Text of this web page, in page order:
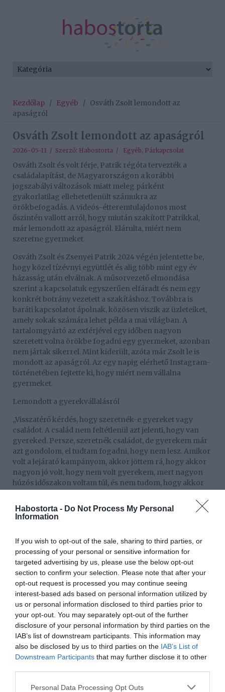
Habostorta - Do Not Process My Personal
Information
If you wish to opt-out of the sale, sharing to third parties, or
processing of your personal or sensitive information for
targeted advertising by us, please use the below opt-out
section to confirm your selection. Please note that after your
opt-out request is processed you may continue seeing
interest-based ads based on personal information utilized by
us or personal information disclosed to third parties prior to
your opt-out. You may separately opt-out of the further
disclosure of your personal information by third parties on the
IAB’s list of downstream participants. This information may
also be disclosed by us to third parties on the IAB’s List of
Downstream Participants that may further disclose it to other
Please note that this website/app uses one or more Google
Personal Data Processing Opt Outs
Kezdőlap / Egyéb / Osváth Zsolt lemondott az
apaságról
Osváth Zsolt lemondott az apaságról
2026-05-11 / Szerző: Habostorta / Egyéb, Párkapcsolat
Osváth Zsolt és volt férje, Patrik régóta tervezték a
családalapítást, de Magyarországon a korábbi
jogszabályi változások miatt meleg párként
gyakorlatilag ellehetetlenült számukra az
örökbefogadás. A videós-étteremtulajdonos most
őszintén vallott arról, hogy miután szakított Patrikkal,
már lemondott az apaságról. Elárulta, miért nem
szeretne gyermeket.
Osváth Zsolt és Zsenyei Patrik 2024 végén jelentette be,
hogy közel tízévnyi együttlét és alig több mint egy év
házasság után elválnak. A műsorvezető elmondása
szerint a kapcsolatuk egyszerűen elfáradt és nem egy
konkrét botrány vezetett a szakításhoz. Továbbra is
baráti kapcsolatot ápolnak, közösen viszik az üzleteiket,
amely sokak számára lehet példa a mai világban. A
tartalomgyártó az exférjével egy időben nagyon
szeretett volna örökbe fogadni egy gyermeket, azonban
nem jártak sikerrel. Mint kiderült, azóta már Zsolt le is
mondott az apaságról. Az egy napig elérhető Instagram-
történetében fejtette ki, hogy miért nem vállalna
gyermeket.
Lemondott a gyerekvállalásról
„Visszatérő kérdés, hogy szeretnék-e gyereket vagy
családot. A család nem feltétlenül azt jelenti, hogy van
gyereked. Persze, szeretnék családot, de gyerekem már
azt gondolom, el tudtam fogadni, hogy nem lesz. Amikor
volt a lejárató kampányom, akkor jöttem rá, hogy akkor
nagyon jó volt, hogy nem volt gyerekem, mert nagyon
húzós időszakon voltam túl, és nem tudom, hogy akkor
nem ez alapján kell ítélni, de valamiért én már
elfogadtam ezt az élethelyzetet. Van két csodálatos
leszek a jó fej nagybácsi, nekem ez bőven elég” –
indokolta meg a döntését az influenszer, de nem zárta ki,
hogy a jövőben még változhat a meglátása ebben az
ügyben.
„Változhat, hiszen Patrikkal nagyon sokáig volt ez
napirenden, nagyon szerettünk volna örökbe fogadni,
most úgy érzem, hogy nem, pár év múlva meg lehet,
hogy úgy fogom érezni, hogy igen, egyelőre most nem
szeretnék gyereket” – szögezte le Zsolti.